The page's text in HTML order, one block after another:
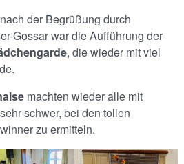
der Begrüßung durch
Gossar war die Aufführung der
, die wieder mit viel
machten wieder alle mit
schwer, bei den tollen
zu ermitteln.